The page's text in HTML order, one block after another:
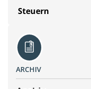
Steuern
ARCHIV